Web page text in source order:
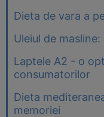
Dieta de vara a
Uleiul de
Laptele A2 - o
consumatorilor
Dieta
memoriei